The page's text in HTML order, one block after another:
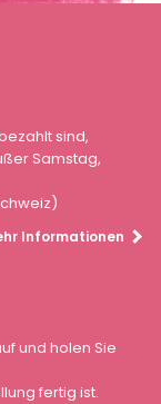
sind,
Samstag,
Informationen
und holen Sie
fertig ist.